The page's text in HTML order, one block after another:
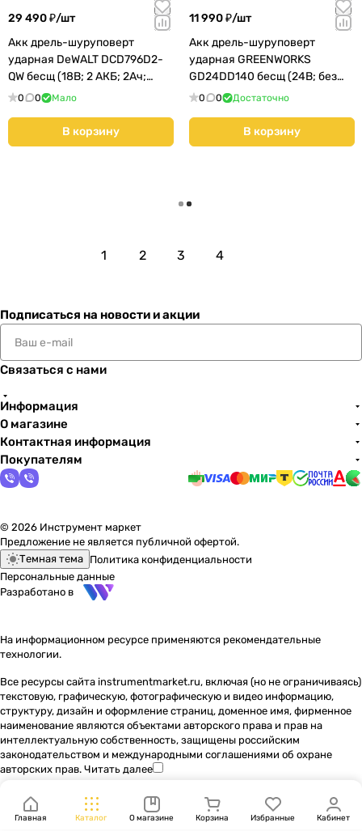
29 490 ₽/шт
Акк дрель-шуруповерт
ударная DeWALT DCD796D2-
QW бесщ (18В; 2 АКБ; 2Ач;
70Нм; 1,6кг)
0 0 Мало
В корзину
11 990 ₽/шт
Акк дрель-шуруповерт
ударная GREENWORKS
GD24DD140 бесщ (24В; без
АКБ и ЗУ; 140Нм; 1,87кг)
0 0 Достаточно
В корзину
Загрузить еще
1 2 3 4
Подписаться на новости и акции
Связаться с нами
Информация
О магазине
Контактная информация
Покупателям
© 2026 Инструмент маркет
Предложение не является публичной офертой.
Темная тема Политика конфиденциальности
Персональные данные
Разработано в
На информационном ресурсе применяются рекомендательные
технологии.
Все ресурсы сайта instrumentmarket.ru, включая (но не ограничиваясь)
текстовую, графическую, фотографическую и видео информацию,
структуру, дизайн и оформление страниц, доменное имя, фирменное
наименование являются объектами авторского права и прав на
интеллектуальную собственность, защищены российским
законодательством и международными соглашениями об охране
авторских прав. Читать далее
Главная Каталог О магазине Корзина Избранные Кабинет